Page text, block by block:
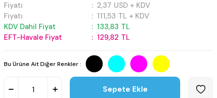
Fiyatı : 2,37 USD + KDV
Fiyatı
: 111,53 TL + KDV
KDV Dahil Fiyat
: 133,83 TL
EFT-Havale Fiyat
: 129,82 TL
Bu Ürüne Ait Diğer Renkler :
Sepete Ekle